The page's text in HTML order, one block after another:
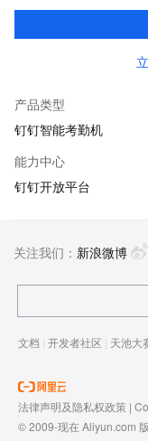
DING消息任务管理，
会，钉钉文档，钉钉
产品类型
钉钉智能考勤机
能力中心
钉钉开放平台
关注我们： 新浪微博
文档 | 开发者社区 | 天池大
法律声明及隐私权政策 |
© 2009-现在 Aliyun.com